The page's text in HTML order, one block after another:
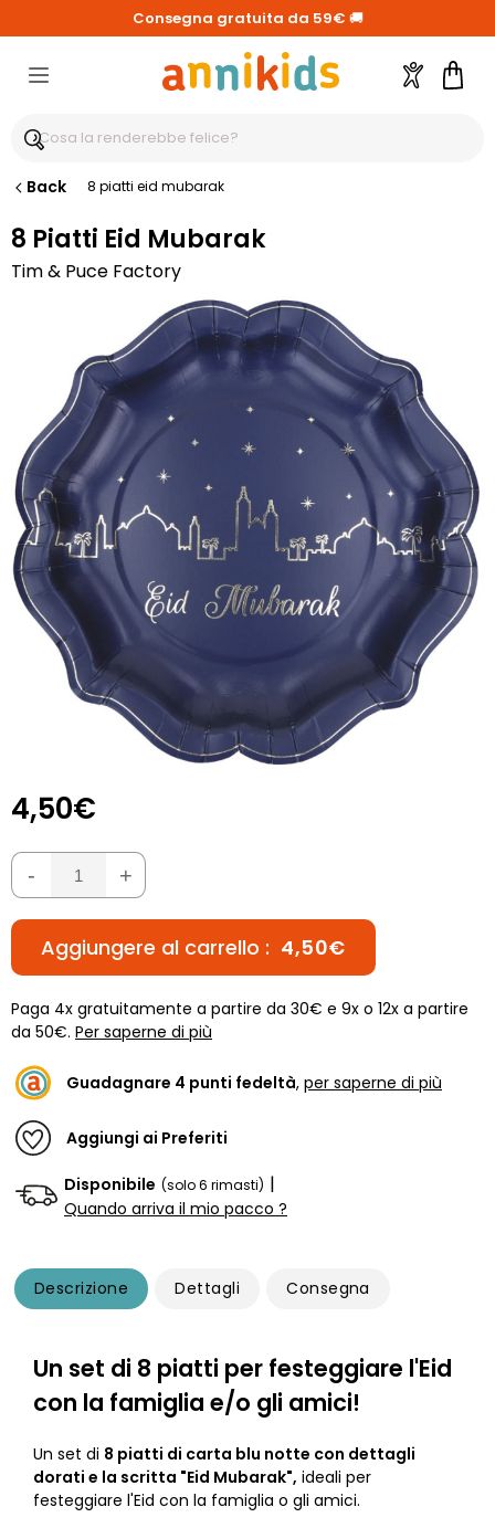
Consegna gratuita da 59€ 🚚
Account
Back 8 piatti eid mubarak
8 Piatti Eid Mubarak
Tim & Puce Factory
4,50€
- +
Aggiungere al carrello : 4,50€
Paga 4x gratuitamente a partire da 30€ e 9x o 12x a partire
da 50€. Per saperne di più
Guadagnare 4 punti fedeltà, per saperne di più
Aggiungi ai Preferiti
Disponibile (solo 6 rimasti) |
Quando arriva il mio pacco ?
Descrizione Dettagli Consegna
Un set di 8 piatti per festeggiare l'Eid
con la famiglia e/o gli amici!
Un set di 8 piatti di carta blu notte con dettagli
dorati e la scritta "Eid Mubarak", ideali per
festeggiare l'Eid con la famiglia o gli amici.